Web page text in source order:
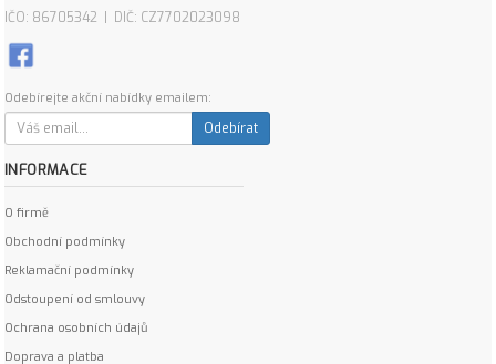
IČO: 86705342 | DIČ: CZ7702023098
Odebírejte akční nabídky emailem:
Odebírat
INFORMACE
O firmě
Obchodní podmínky
Reklamační podmínky
Odstoupení od smlouvy
Ochrana osobních údajů
Doprava a platba